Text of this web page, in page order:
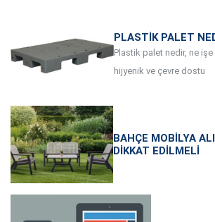
PLASTIK PALET
Plastik palet nedir, ne işe
hijyenik ve çevre dostu
BAHÇE MOBILYA
DIKKAT EDILMELI